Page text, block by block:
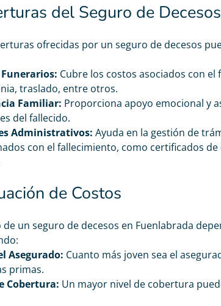
del Seguro de Decesos
ofrecidas por un seguro de decesos
Cubre los costos asociados con
traslado, entre otros.
Familiar: Proporciona apoyo emocional y
del fallecido.
Administrativos: Ayuda en la gestión de
con el fallecimiento, como certificados
de Costos
de un seguro de decesos en Fuenlabrada
Asegurado: Cuanto más joven sea el
primas.
Cobertura: Un mayor nivel de cobertura
antigua compañía y ahora pago
de decesos y con coberturas
vida. Recomendable 100%

He podido
casi un 60%,